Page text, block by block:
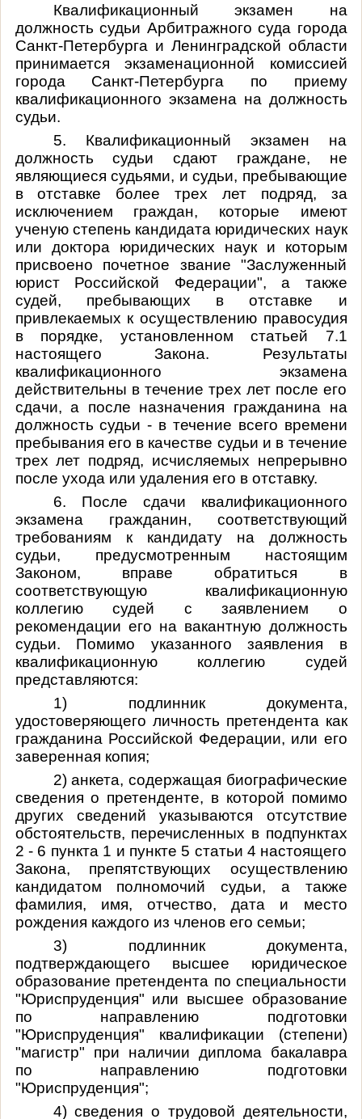
Квалификационный экзамен на
должность судьи Арбитражного суда города
Санкт-Петербурга и Ленинградской области
принимается экзаменационной комиссией
города Санкт-Петербурга по приему
квалификационного экзамена на должность
судьи.
5. Квалификационный экзамен на
должность судьи сдают граждане, не
являющиеся судьями, и судьи, пребывающие
в отставке более трех лет подряд, за
исключением граждан, которые имеют
ученую степень кандидата юридических наук
или доктора юридических наук и которым
присвоено почетное звание "Заслуженный
юрист Российской Федерации", а также
судей, пребывающих в отставке и
привлекаемых к осуществлению правосудия
в порядке, установленном статьей 7.1
настоящего Закона. Результаты
квалификационного экзамена
действительны в течение трех лет после его
сдачи, а после назначения гражданина на
должность судьи - в течение всего времени
пребывания его в качестве судьи и в течение
трех лет подряд, исчисляемых непрерывно
после ухода или удаления его в отставку.
6. После сдачи квалификационного
экзамена гражданин, соответствующий
требованиям к кандидату на должность
судьи, предусмотренным настоящим
Законом, вправе обратиться в
соответствующую квалификационную
коллегию судей с заявлением о
рекомендации его на вакантную должность
судьи. Помимо указанного заявления в
квалификационную коллегию судей
представляются:
1) подлинник документа,
удостоверяющего личность претендента как
гражданина Российской Федерации, или его
заверенная копия;
2) анкета, содержащая биографические
сведения о претенденте, в которой помимо
других сведений указываются отсутствие
обстоятельств, перечисленных в подпунктах
2 - 6 пункта 1 и пункте 5 статьи 4 настоящего
Закона, препятствующих осуществлению
кандидатом полномочий судьи, а также
фамилия, имя, отчество, дата и место
рождения каждого из членов его семьи;
3) подлинник документа,
подтверждающего высшее юридическое
образование претендента по специальности
"Юриспруденция" или высшее образование
по направлению подготовки
"Юриспруденция" квалификации (степени)
"магистр" при наличии диплома бакалавра
по направлению подготовки
"Юриспруденция";
4) сведения о трудовой деятельности,